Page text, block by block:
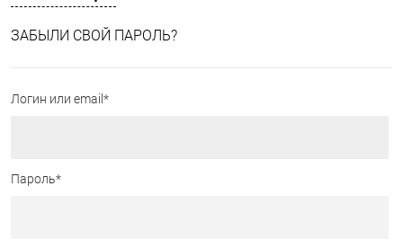
ЗАБЫЛИ СВОЙ ПАРОЛЬ?
Логин или email*
Пароль*